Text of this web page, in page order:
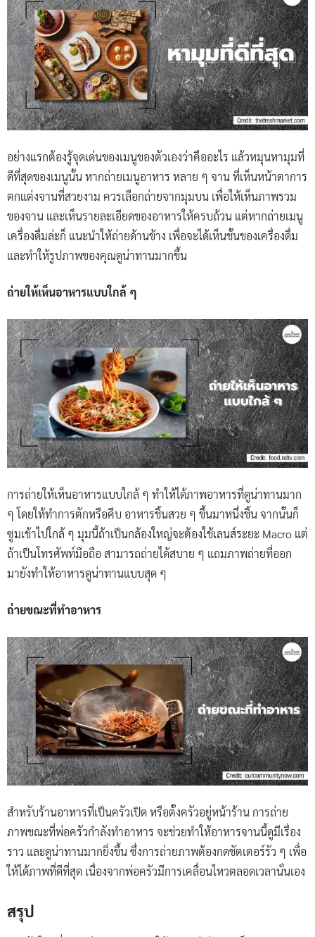
อย่างแรกต้องรู้จุดเด่นของเมนูของตัวเองว่าคืออะไร แล้วหมุนหามุมที่
ดีที่สุดของเมนูนั้น หากถ่ายเมนูอาหาร หลาย ๆ จาน ที่เห็นหน้าตาการ
ตกแต่งจานที่สวยงาม ควรเลือกถ่ายจากมุมบน เพื่อให้เห็นภาพรวม
ของจาน และเห็นรายละเอียดของอาหารให้ครบถ้วน แต่หากถ่ายเมนู
เครื่องดื่มล่ะก็ แนะนำให้ถ่ายด้านข้าง เพื่อจะได้เห็นชั้นของเครื่องดื่ม
และทำให้รูปภาพของคุณดูน่าทานมากขึ้น
ถ่ายให้เห็นอาหารแบบใกล้ ๆ
การถ่ายให้เห็นอาหารแบบใกล้ ๆ ทำให้ได้ภาพอาหารที่ดูน่าทานมาก
ๆ โดยให้ทำการตักหรือคีบ อาหารชิ้นสวย ๆ ขึ้นมาหนึ่งชิ้น จากนั้นก็
ซูมเข้าไปใกล้ ๆ มุมนี้ถ้าเป็นกล้องใหญ่จะต้องใช้เลนส์ระยะ Macro แต่
ถ้าเป็นโทรศัพท์มือถือ สามารถถ่ายได้สบาย ๆ แถมภาพถ่ายที่ออก
มายังทำให้อาหารดูน่าทานแบบสุด ๆ
ถ่ายขณะที่ทำอาหาร
สำหรับร้านอาหารที่เป็นครัวเปิด หรือตั้งครัวอยู่หน้าร้าน การถ่าย
ภาพขณะที่พ่อครัวกำลังทำอาหาร จะช่วยทำให้อาหารจานนี้ดูมีเรื่อง
ราว และดูน่าทานมากยิ่งขึ้น ซึ่งการถ่ายภาพต้องกดชัตเตอร์รัว ๆ เพื่อ
ให้ได้ภาพที่ดีที่สุด เนื่องจากพ่อครัวมีการเคลื่อนไหวตลอดเวลานั่นเอง
สรุป